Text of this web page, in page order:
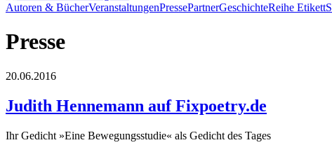
Autoren & BücherVeranstaltungenPressePartnerGeschichteReihe Etikett
Presse
20.06.2016
Judith Hennemann auf Fixpoetry.de
Ihr Gedicht »Eine Bewegungsstudie« als Gedicht des Tages